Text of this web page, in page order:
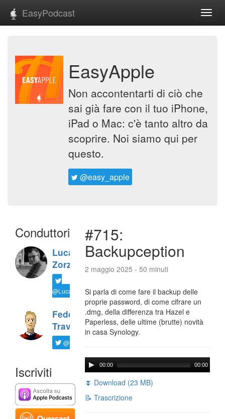
EasyPodcast
EasyApple
Non accontentarti di ciò che
sai già fare con il tuo iPhone,
iPad o Mac: c'è tanto altro da
scoprire. Noi siamo qui per
questo.
@easy_apple
Conduttori
Luca
Zorzi
@LucaTNT
Federico
Travaini
@ftrava
Iscriviti
#715:
Backupception
2 maggio 2025 - 50 minuti
Si parla di come fare il backup delle
proprie password, di come cifrare un
.dmg, della differenza tra Hazel e
Paperless, delle ultime (brutte) novità
in casa Synology.
00:00 00:00
⏬ Download (23 MB)
📝 Trascrizione